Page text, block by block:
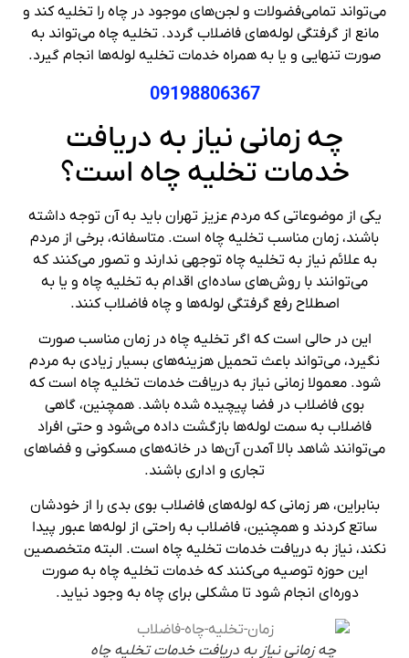
می‌تواند تمامی‌فضولات و لجن‌های موجود در چاه را تخلیه کند و
مانع از گرفتگی لوله‌های فاضلاب گردد. تخلیه چاه می‌تواند به
صورت تنهایی و یا به همراه خدمات تخلیه لوله‌ها انجام گیرد.
09198806367
چه زمانی نیاز به دریافت
خدمات تخلیه چاه است؟
یکی از موضوعاتی که مردم عزیز تهران باید به آن توجه داشته
باشند، زمان مناسب تخلیه چاه است. متاسفانه، برخی از مردم
به علائم نیاز به تخلیه چاه توجهی ندارند و تصور می‌کنند که
می‌توانند با روش‌های ساده‌ای اقدام به تخلیه چاه و یا به
اصطلاح رفع گرفتگی لوله‌ها و چاه فاضلاب کنند.
این در حالی است که اگر تخلیه چاه در زمان مناسب صورت
نگیرد، می‌تواند باعث تحمیل هزینه‌های بسیار زیادی به مردم
شود. معمولا زمانی نیاز به دریافت خدمات تخلیه چاه است که
بوی فاضلاب در فضا پیچیده شده باشد. همچنین، گاهی
فاضلاب به سمت لوله‌ها بازگشت داده می‌شود و حتی افراد
می‌توانند شاهد بالا آمدن آن‌ها در خانه‌های مسکونی و فضاهای
تجاری و اداری باشند.
بنابراین، هر زمانی که لوله‌های فاضلاب بوی بدی را از خودشان
ساتع کردند و همچنین، فاضلاب به راحتی از لوله‌ها عبور پیدا
نکند، نیاز به دریافت خدمات تخلیه چاه است. البته متخصصین
این حوزه توصیه می‌کنند که خدمات تخلیه چاه به صورت
دوره‌ای انجام شود تا مشکلی برای چاه به وجود نیاید.
چه زمانی نیاز به دریافت خدمات تخلیه چاه